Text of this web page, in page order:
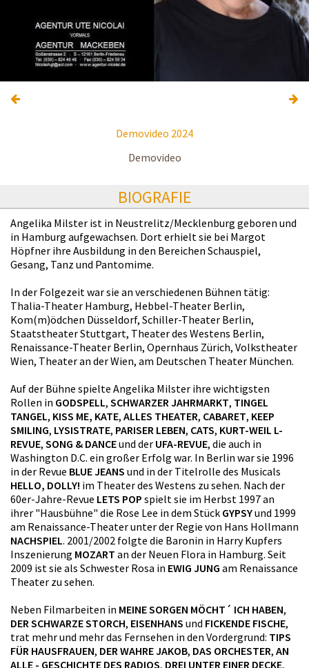
Demovideo 2024
Demovideo
BIOGRAFIE
Angelika Milster ist in Neustrelitz/Mecklenburg geboren und
in Hamburg aufgewachsen. Dort erhielt sie bei Margot
Höpfner ihre Ausbildung in den Bereichen Schauspiel,
Gesang, Tanz und Pantomime.
In der Folgezeit war sie an verschiedenen Bühnen tätig:
Thalia-Theater Hamburg, Hebbel-Theater Berlin,
Kom(m)ödchen Düsseldorf, Schiller-Theater Berlin,
Staatstheater Stuttgart, Theater des Westens Berlin,
Renaissance-Theater Berlin, Opernhaus Zürich, Volkstheater
Wien, Theater an der Wien, am Deutschen Theater München.
Auf der Bühne spielte Angelika Milster ihre wichtigsten
Rollen in GODSPELL, SCHWARZER JAHRMARKT, TINGEL
TANGEL, KISS ME, KATE, ALLES THEATER, CABARET, KEEP
SMILING, LYSISTRATE, PARISER LEBEN, CATS, KURT-WEIL L-
REVUE, SONG & DANCEund der UFA-REVUE, die auch in
Washington D.C. ein großer Erfolg war. In Berlin war sie 1996
in der Revue BLUE JEANS und in der Titelrolle des Musicals
HELLO, DOLLY! im Theater des Westens zu sehen. Nach der
60er-Jahre-Revue LETS POP spielt sie im Herbst 1997 an
ihrer "Hausbühne" die Rose Lee in dem Stück GYPSYund 1999
am Renaissance-Theater unter der Regie von Hans Hollmann
NACHSPIEL. 2001/2002 folgte die Baronin in Harry Kupfers
Inszenierung MOZART an der Neuen Flora in Hamburg. Seit
2009 ist sie als Schwester Rosa in EWIG JUNG am Renaissance
Theater zu sehen.
Neben Filmarbeiten in MEINE SORGEN MÖCHT´ ICH HABEN,
DER SCHWARZE STORCH, EISENHANS und FICKENDE FISCHE,
trat mehr und mehr das Fernsehen in den Vordergrund: TIPS
FÜR HAUSFRAUEN, DER WAHRE JAKOB, DAS ORCHESTER, AN
ALLE - GESCHICHTE DES RADIOS, DREI UNTER EINER DECKE,